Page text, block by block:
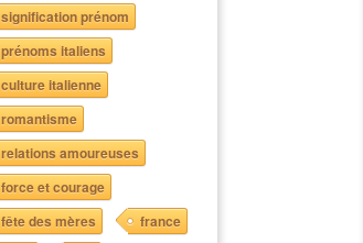
signification prénom
prénoms italiens
culture italienne
romantisme
relations amoureuses
force et courage
fête des mères
france